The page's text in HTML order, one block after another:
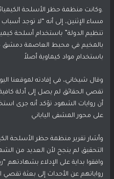
.وكانت منظمة حظر الأسلحة
مساء الإثنين، إلى أنه “لا توجد
بالمخيم في محيط العاصمة دمشق
باستخدام مواد كيماوية أصلاً
وقال شيخاني، في إفادته لموقعنا
تقصي الحقائق لم يصل إلى أدلة
أن روايات الشهود تؤكد أنه جرى
على محور المشفى الياباني
وأشار تقرير منظمة حظر الأسلحة
التحقيق لم ينجح لأن العديد من
وافقوا بداية على الإدلاء
رواياتهم عن الأحداث إلى بعثة تقصي